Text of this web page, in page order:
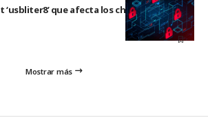
que afecta los chips de Apple
Mostrar más